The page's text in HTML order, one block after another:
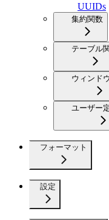
UUIDs
集約関数
テーブル
ウィンド
ユーザー
フォーマット
設定